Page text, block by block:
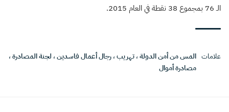
الـ 76 بمجموع 38 نقطة في العام 2015.
علامات المس من أمن الدولة،تهريب،رجال أعمال فاسدين، لجنة المصادرة،
مصادرة أموال